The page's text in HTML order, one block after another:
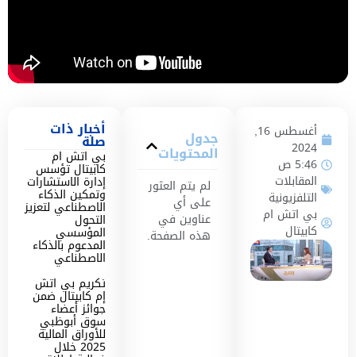
أغسطس 16,
2024
5:46 ص
المقابلات
التلفزيونية
بي اتش ام
كابيتال
جدول
المحتويات
لم يتم العثور
على أي
عناوين في
هذه الصفحة.
أخبار ذات
صلة
بي اتش ام
كابيتال تؤسس
إدارة الاستشارات
وتمكين الذكاء
الاصطناعي لتعزيز
التحول
المؤسسي
المدعوم بالذكاء
الاصطناعي
تكريم بي اتش
إم كابيتال ضمن
جوائز أعضاء
سوق أبوظبي
للأوراق المالية
2025 خلال